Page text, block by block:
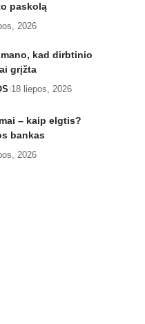
paskolą
2026
kad dirbtinio
grįžta
18 liepos, 2026
– kaip elgtis?
bankas
2026